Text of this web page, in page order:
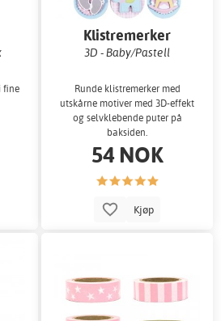
fine
Klistremerker
3D - Baby/Pastell
Runde klistremerker med
utskårne motiver med 3D-effekt
og selvklebende puter på
baksiden.
54 NOK
Kjøp